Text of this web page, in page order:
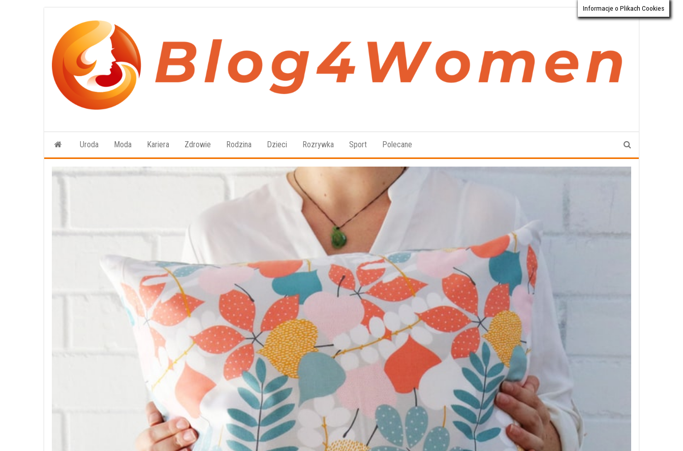
treści
o dla
kobiet
Uroda Moda Kariera Zdrowie Rodzina Dzieci Rozrywka Sport Polecane
Informacje o Plikach Cookies